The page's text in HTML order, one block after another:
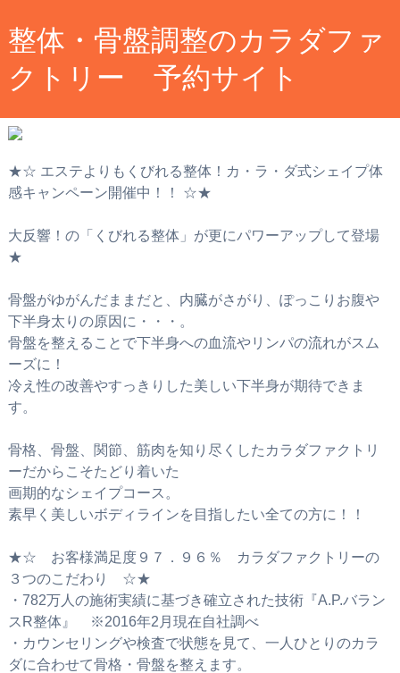
整体・骨盤調整のカラダファ
クトリー 予約サイト
★☆ エステよりもくびれる整体！カ・ラ・ダ式シェイプ体
感キャンペーン開催中！！ ☆★
大反響！の「くびれる整体」が更にパワーアップして登場
★
骨盤がゆがんだままだと、内臓がさがり、ぽっこりお腹や
下半身太りの原因に・・・。
骨盤を整えることで下半身への血流やリンパの流れがスム
ーズに！
冷え性の改善やすっきりした美しい下半身が期待できま
す。
骨格、骨盤、関節、筋肉を知り尽くしたカラダファクトリ
ーだからこそたどり着いた
画期的なシェイプコース。
素早く美しいボディラインを目指したい全ての方に！！
★☆ お客様満足度９７．９６％ カラダファクトリーの
３つのこだわり ☆★
・782万人の施術実績に基づき確立された技術『A.P.バラン
スR整体』 ※2016年2月現在自社調べ
・カウンセリングや検査で状態を見て、一人ひとりのカラ
ダに合わせて骨格・骨盤を整えます。